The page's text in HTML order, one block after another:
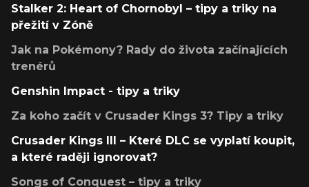
Stalker 2: Heart of Chornobyl – tipy a triky na
přežití v Zóně
Jak na Pokémony? Rady do života začínajících
trenérů
Genshin Impact - tipy a triky
Za koho začít v Crusader Kings 3? Tipy a triky
Crusader Kings III – Které DLC se vyplatí koupit,
a které raději ignorovat?
Songs of Conquest – tipy a triky